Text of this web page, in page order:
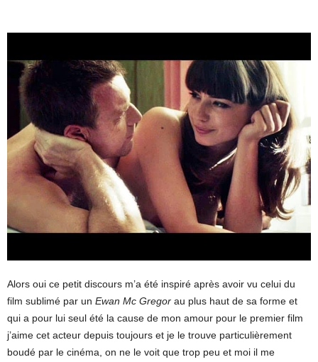
Alors oui ce petit discours m’a été inspiré après avoir vu celui du
film sublimé par un Ewan Mc Gregor au plus haut de sa forme et
qui a pour lui seul été la cause de mon amour pour le premier film
j’aime cet acteur depuis toujours et je le trouve particulièrement
boudé par le cinéma, on ne le voit que trop peu et moi il me